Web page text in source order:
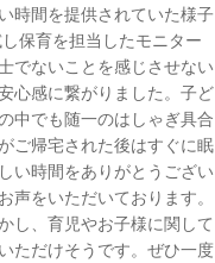
時間を提供されていた様子
保育を担当したモニター
でないことを感じさせない
心感に繋がりました。子ど
中でも随一のはしゃぎ具合
ご帰宅された後はすぐに眠
い時間をありがとうござい
声をいただいております。
し、育児やお子様に関して
ただけそうです。ぜひ一度